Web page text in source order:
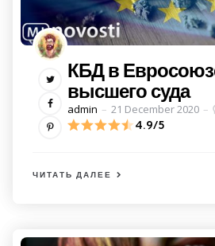
КБД в
высшего суда
Posted
by
admin 21 December 2020
4.9/5
ЧИТАТЬ ДАЛЕЕ